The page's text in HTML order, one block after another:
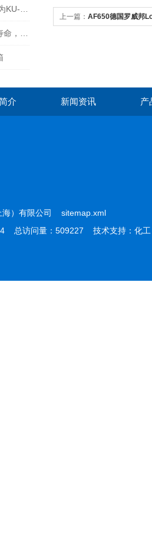
上一篇： AF650德国罗威邦
介 新闻资讯 产
海）有限公司 sitemap.xml
总访问量：509227 技术支持： 化工